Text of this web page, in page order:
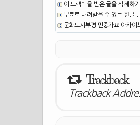
이 트랙백을 받은 글을 삭제하
무료로 내려받을 수 있는 한글
문화도시부평 민중가요 아카이
Trackback
Trackback